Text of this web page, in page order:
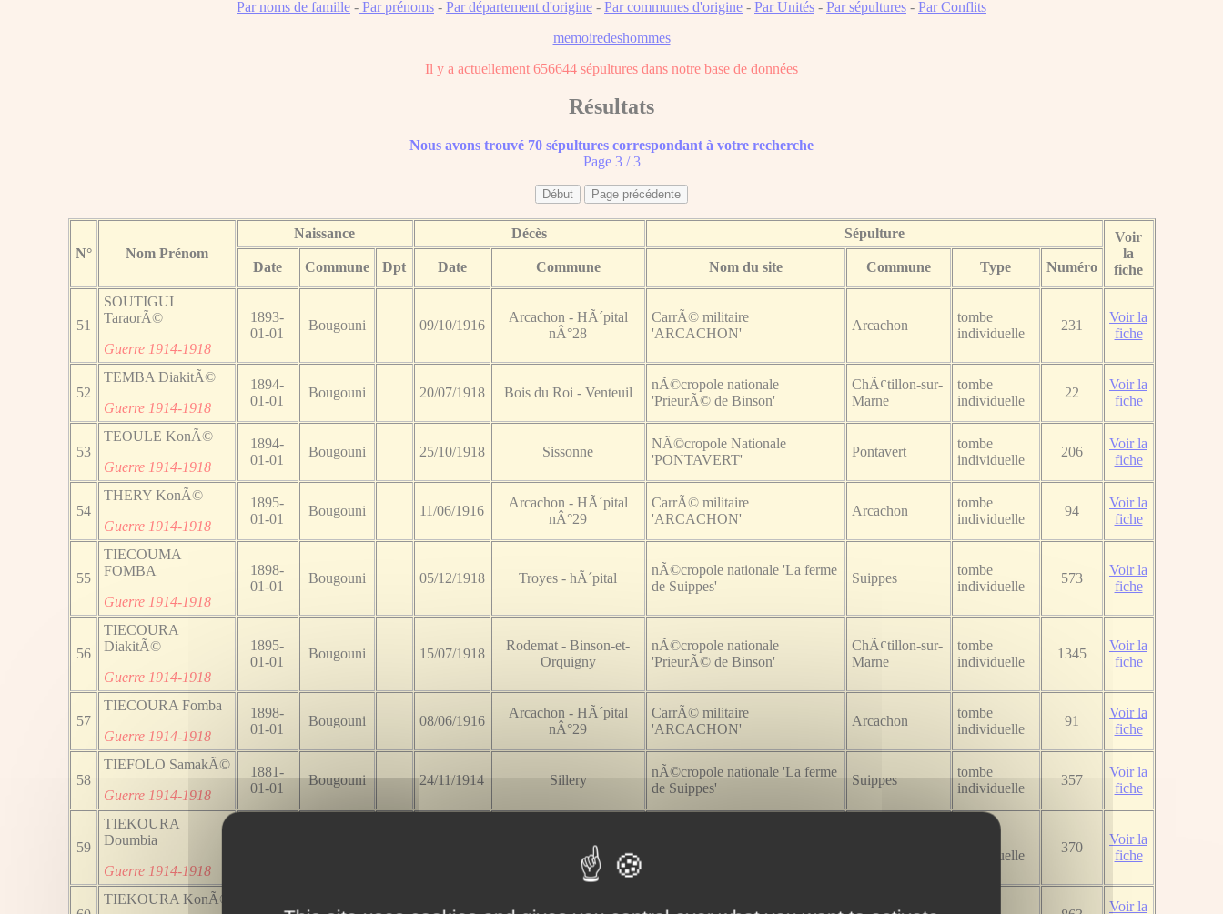
Par noms de famille - Par prénoms - Par département d'origine - Par communes d'origine - Par Unités - Par sépultures - Par Conflits
memoiredeshommes
Il y a actuellement 656644 sépultures dans notre base de données
Résultats
Nous avons trouvé 70 sépultures correspondant à votre recherche
Page 3 / 3
N° Nom Prénom
Naissance Décès Sépulture
Voir
la
fiche
Date Commune Dpt Date Commune Nom du site Commune Type Numéro
51
SOUTIGUI
TaraorÃ©
Guerre 1914-1918
1893-
01-01
Bougouni 09/10/1916
Arcachon - HÃ´pital
nÂ°28
CarrÃ© militaire
'ARCACHON'
Arcachon
tombe
individuelle
231
Voir la
fiche
52
TEMBA DiakitÃ©
Guerre 1914-1918
1894-
01-01
Bougouni 20/07/1918 Bois du Roi - Venteuil
nÃ©cropole nationale
'PrieurÃ© de Binson'
ChÃ¢tillon-sur-
Marne
tombe
individuelle
22
Voir la
fiche
53
TEOULE KonÃ©
Guerre 1914-1918
1894-
01-01
Bougouni 25/10/1918 Sissonne
NÃ©cropole Nationale
'PONTAVERT'
Pontavert
tombe
individuelle
206
Voir la
fiche
54
THERY KonÃ©
Guerre 1914-1918
1895-
01-01
Bougouni 11/06/1916
Arcachon - HÃ´pital
nÂ°29
CarrÃ© militaire
'ARCACHON'
Arcachon
tombe
individuelle
94
Voir la
fiche
55
TIECOUMA
FOMBA
Guerre 1914-1918
1898-
01-01
Bougouni 05/12/1918 Troyes - hÃ´pital
nÃ©cropole nationale 'La ferme
de Suippes'
Suippes
tombe
individuelle
573
Voir la
fiche
56
TIECOURA
DiakitÃ©
Guerre 1914-1918
1895-
01-01
Bougouni 15/07/1918
Rodemat - Binson-et-
Orquigny
nÃ©cropole nationale
'PrieurÃ© de Binson'
ChÃ¢tillon-sur-
Marne
tombe
individuelle
1345
Voir la
fiche
57
TIECOURA Fomba
Guerre 1914-1918
1898-
01-01
Bougouni 08/06/1916
Arcachon - HÃ´pital
nÂ°29
CarrÃ© militaire
'ARCACHON'
Arcachon
tombe
individuelle
91
Voir la
fiche
58
TIEFOLO SamakÃ©
Guerre 1914-1918
1881-
01-01
Bougouni 24/11/1914 Sillery
nÃ©cropole nationale 'La ferme
de Suippes'
Suippes
tombe
individuelle
357
Voir la
fiche
59
TIEKOURA
Doumbia
Guerre 1914-1918
CoÃ«my
individuelle
370
Voir la
fiche
TIEKOURA KonÃ©
nÃ©cropole nationale 'La ferme
Voir la